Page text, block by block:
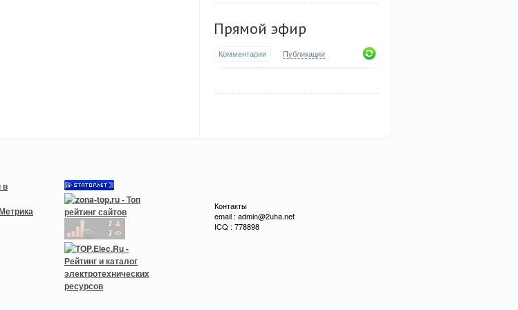
Прямой эфир
Комментарии Публикации
Контакты
email : admin@2uha.net
ICQ : 778898